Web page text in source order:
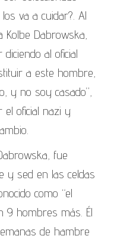
va a cuidar?. Al
Kolbe Dabrowska,
al oficial
a este hombre,
y no soy casado”,
el oficial nazi y
fue
y sed en las celdas
como “el
9 hombres más. Él
de hambre